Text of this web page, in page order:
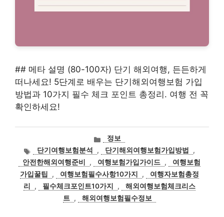
## 메타 설명 (80-100자) 단기 해외여행, 든든하게
떠나세요! 5단계로 배우는 단기해외여행보험 가입
방법과 10가지 필수 체크 포인트 총정리. 여행 전 꼭
확인하세요!
카
테
고
리
정보
태
그
단기여행보험분석 , 단기해외여행보험가입방법
,
안전한해외여행준비
, 여행보험가입가이드 ,
여행보험
가입꿀팁
, 여행보험필수사항10가지 ,
여행자보험총정
리
, 필수체크포인트10가지 ,
해외여행보험체크리스
트 , 해외여행보험필수정보